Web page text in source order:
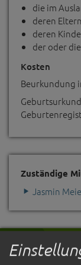
die im
deren Eltern
deren
der oder
Kosten
Beurkundung
Zuständige
Jasmin